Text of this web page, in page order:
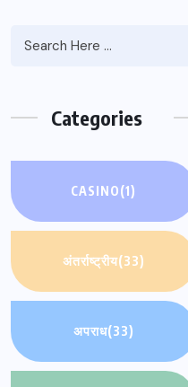
Categories
CASINO(1)
अंतर्राष्ट्रीय(33)
अपराध(33)